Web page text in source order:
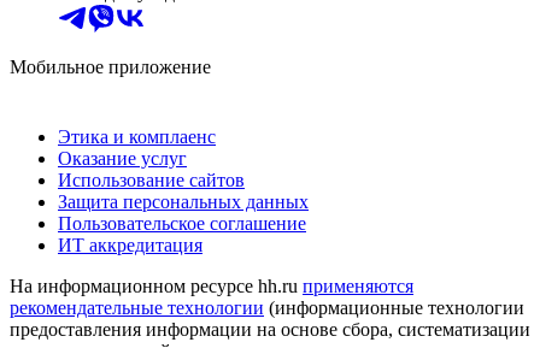
Мобильное приложение
Этика и комплаенс
Оказание услуг
Использование сайтов
Защита персональных данных
Пользовательское соглашение
ИТ аккредитация
На информационном ресурсе hh.ru применяются
рекомендательные технологии (информационные технологии
предоставления информации на основе сбора, систематизации